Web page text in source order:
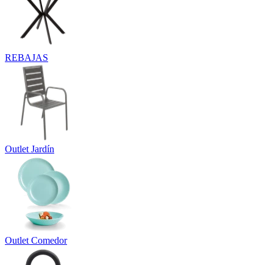
REBAJAS
Outlet Jardín
Outlet Comedor